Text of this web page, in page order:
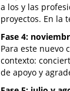
a los y las
proyectos. En la
Fase 4:
Para este nuevo
contexto:
de apoyo y